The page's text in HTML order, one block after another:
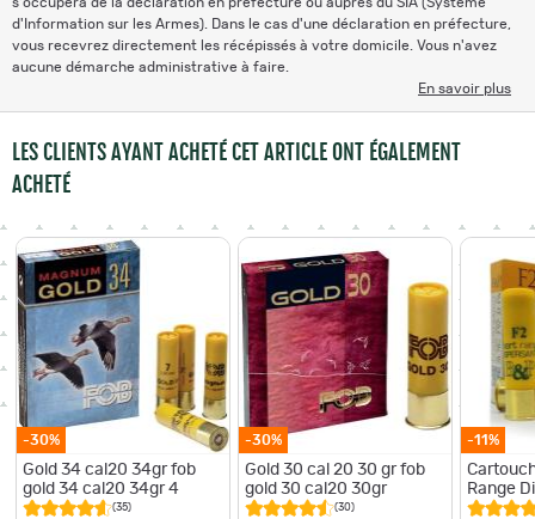
d'Information sur les Armes). Dans le cas d'une déclaration en préfecture,
vous recevrez directement les récépissés à votre domicile. Vous n'avez
aucune démarche administrative à faire.
En savoir plus
LES CLIENTS AYANT ACHETÉ CET ARTICLE ONT ÉGALEMENT
ACHETÉ
-30%
Gold 34 cal20 34gr fob
gold 34 cal20 34gr 4
(35)
-30%
Gold 30 cal 20 30 gr fob
gold 30 cal20 30gr
(30)
-11%
Range
BD -